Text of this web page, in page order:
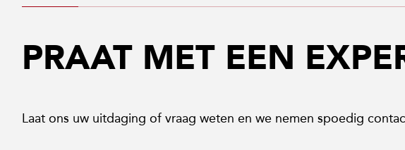
PRAAT MET EEN
Laat ons uw uitdaging of vraag weten en we nemen spoedig